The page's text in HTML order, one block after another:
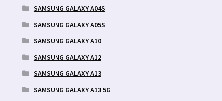
SAMSUNG GALAXY A04S
SAMSUNG GALAXY A05S
SAMSUNG GALAXY A10
SAMSUNG GALAXY A12
SAMSUNG GALAXY A13
SAMSUNG GALAXY A13 5G